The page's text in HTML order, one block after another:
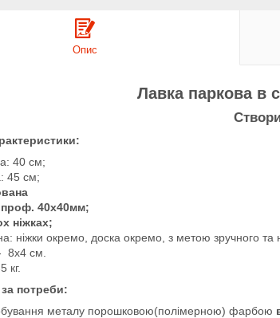
Опис
Лавка паркова в
40 см;
45 см;
40х40мм;
ніжках;
ніжки окремо, доска окремо, з метою зручного та
8х4 см.
кг.
потреби:
металу порошковою(полімерною) фарбою